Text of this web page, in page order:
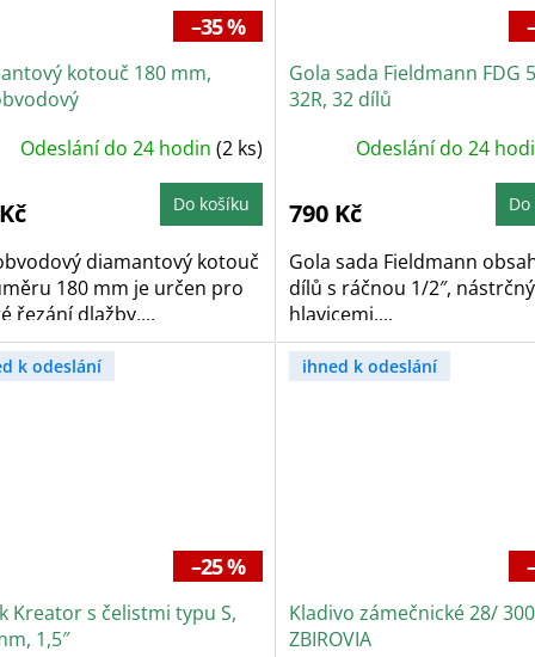
–35 %
kotouč 180 mm,
Odeslání do 24 hodin (2 ks)
Do košíku
diamantový kotouč
180 mm je určen pro
řezání dlažby,...
Gola sada Fieldmann FDG
32R, 32 dílů
Odeslání do 24
790 Kč
Gola sada Fieldmann
dílů s ráčnou 1/2″,
hlavicemi,...
k odeslání
–25 %
Kreator s čelistmi typu S,
1,5″
ihned k odeslání
Kladivo zámečnické 28/
ZBIROVIA